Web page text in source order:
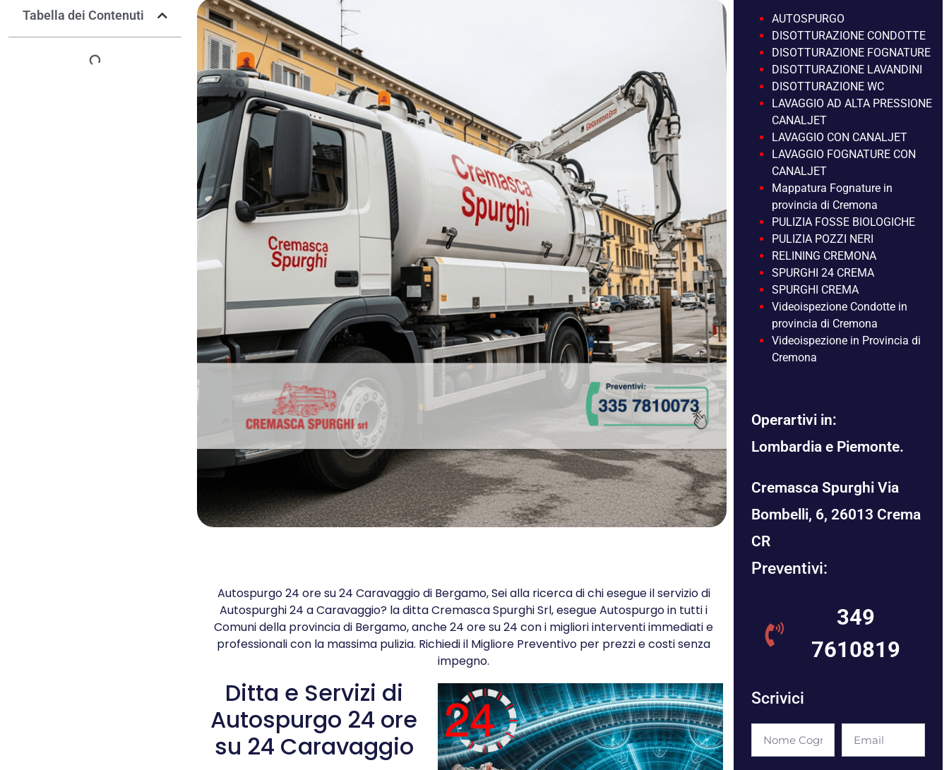
Tabella dei Contenuti
Autospurgo 24 ore su 24 Caravaggio di Bergamo, Sei alla ricerca di chi esegue il servizio di
Autospurghi 24 a Caravaggio? la ditta Cremasca Spurghi Srl, esegue Autospurgo in tutti i
Comuni della provincia di Bergamo, anche 24 ore su 24 con i migliori interventi immediati e
professionali con la massima pulizia. Richiedi il Migliore Preventivo per prezzi e costi senza
impegno.
Ditta e Servizi di
Autospurgo 24 ore
su 24 Caravaggio
AUTOSPURGO
DISOTTURAZIONE CONDOTTE
DISOTTURAZIONE FOGNATURE
DISOTTURAZIONE LAVANDINI
DISOTTURAZIONE WC
LAVAGGIO AD ALTA PRESSIONE
CANALJET
LAVAGGIO CON CANALJET
LAVAGGIO FOGNATURE CON
CANALJET
Mappatura Fognature in
provincia di Cremona
PULIZIA FOSSE BIOLOGICHE
PULIZIA POZZI NERI
RELINING CREMONA
SPURGHI 24 CREMA
SPURGHI CREMA
Videoispezione Condotte in
provincia di Cremona
Videoispezione in Provincia di
Cremona
Operartivi in:
Lombardia e Piemonte.
Cremasca Spurghi Via
Bombelli, 6, 26013 Crema
CR
Preventivi:
349
7610819
Scrivici